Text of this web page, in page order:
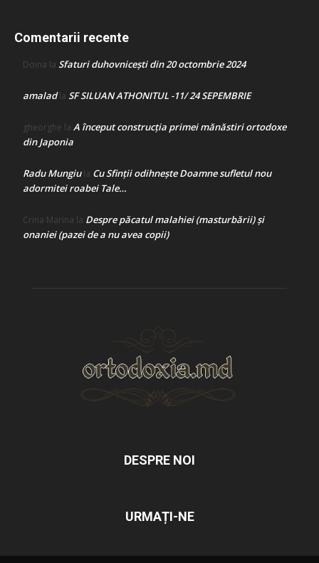
Comentarii recente
Doina la Sfaturi duhovnicești din 20 octombrie 2024
amaladla SF SILUAN ATHONITUL -11/ 24 SEPEMBRIE
gheorghe la A început construcţia primei mănăstiri ortodoxe
din Japonia
Radu Mungiula Cu Sfinții odihnește Doamne sufletul nou
adormitei roabei Tale…
Crina Marina la Despre păcatul malahiei (masturbării) şi
onaniei (pazei de a nu avea copii)
DESPRE NOI
URMAȚI-NE